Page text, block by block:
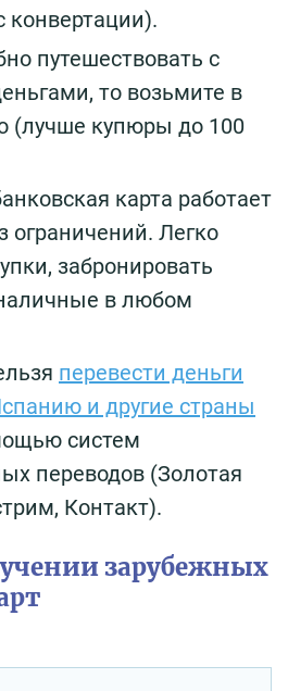
конвертации).
путешествовать с
то возьмите в
(лучше купюры до 100
карта работает
ограничений. Легко
забронировать
в любом
перевести деньги
и другие страны
систем
переводов (Золотая
Контакт).
зарубежных